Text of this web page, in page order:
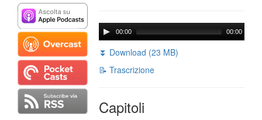
00:00 00:00
⏬ Download (23 MB)
📝 Trascrizione
Capitoli